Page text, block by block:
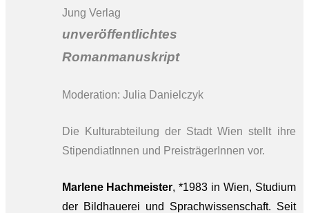
Jung Verlag
unveröffentlichtes
Romanmanuskript
Moderation: Julia Danielczyk
Die Kulturabteilung der Stadt Wien stellt ihre
StipendiatInnen und PreisträgerInnen vor.
Marlene Hachmeister, *1983 in Wien, Studium
der Bildhauerei und Sprachwissenschaft. Seit